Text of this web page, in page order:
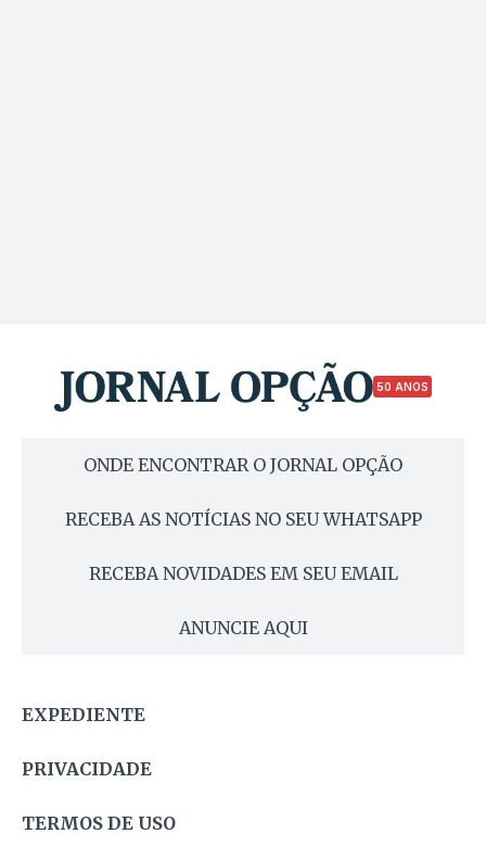
50 ANOS
ONDE ENCONTRAR O JORNAL OPÇÃO
RECEBA AS NOTÍCIAS NO SEU WHATSAPP
RECEBA NOVIDADES EM SEU EMAIL
ANUNCIE AQUI
EXPEDIENTE
PRIVACIDADE
TERMOS DE USO